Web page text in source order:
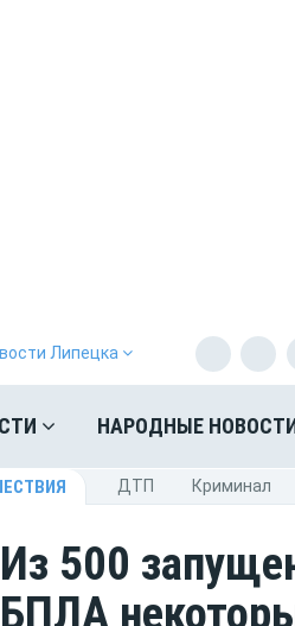
Липецка
НАРОДНЫЕ
ДТП Криминал
Из 500
БПЛА